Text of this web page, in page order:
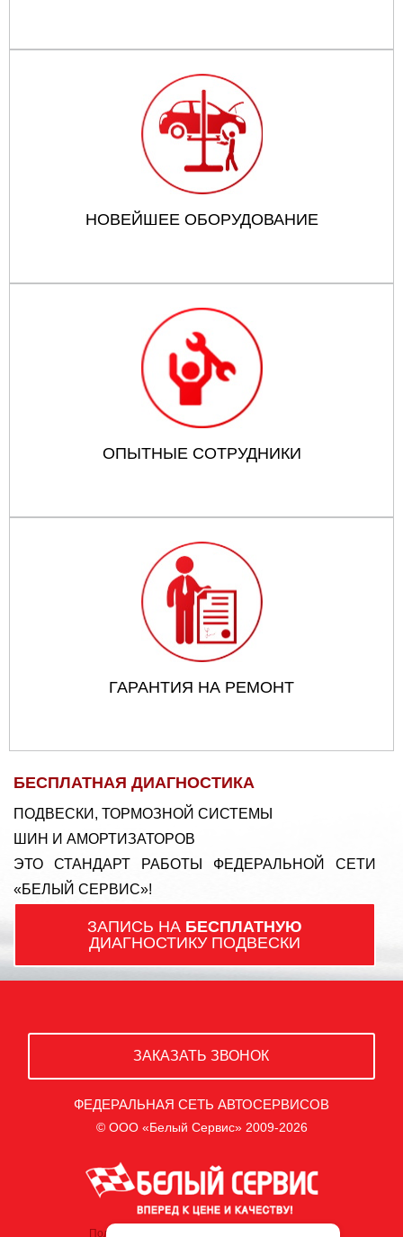
НОВЕЙШЕЕ ОБОРУДОВАНИЕ
ОПЫТНЫЕ СОТРУДНИКИ
ГАРАНТИЯ НА РЕМОНТ
БЕСПЛАТНАЯ ДИАГНОСТИКА
ПОДВЕСКИ, ТОРМОЗНОЙ СИСТЕМЫ
ШИН И АМОРТИЗАТОРОВ
ЭТО СТАНДАРТ РАБОТЫ ФЕДЕРАЛЬНОЙ СЕТИ
«БЕЛЫЙ СЕРВИС»!
ЗАПИСЬ НА БЕСПЛАТНУЮ
ДИАГНОСТИКУ ПОДВЕСКИ
ЗАКАЗАТЬ ЗВОНОК
ФЕДЕРАЛЬНАЯ СЕТЬ АВТОСЕРВИСОВ
© ООО «Белый Сервис» 2009-2026
Политика обработки персональных данных